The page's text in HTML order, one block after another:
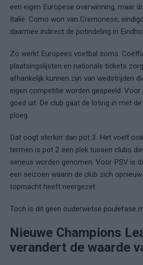
een eigen Europese overwinning, maar
Italië. Como won van Cremonese,
daarmee indirect de potindeling in
Zo werkt Europees voetbal soms.
plaatsingslijsten en nationale tickets
afhankelijk kunnen zijn van wedstrijden
eigen competitie worden gespeeld. Voor
goed uit. De club gaat de loting in met
ploeg.
Dat oogt sterker dan pot 3. Het voelt
termen is pot 2 een plek tussen clubs
serieus worden genomen. Voor PSV is
een seizoen waarin de club zich
topmacht heeft neergezet.
Toch is dit geen ouderwetse poulefase
Nieuwe Champions
verandert de waarde